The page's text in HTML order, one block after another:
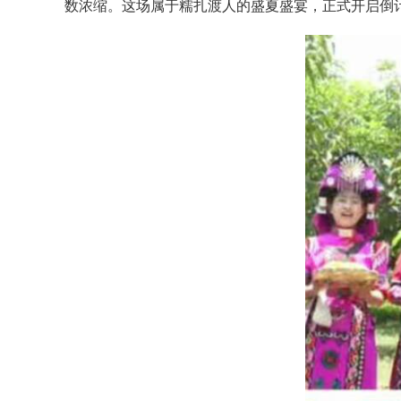
数浓缩。这场属于糯扎渡人的盛夏盛宴，正式开启倒